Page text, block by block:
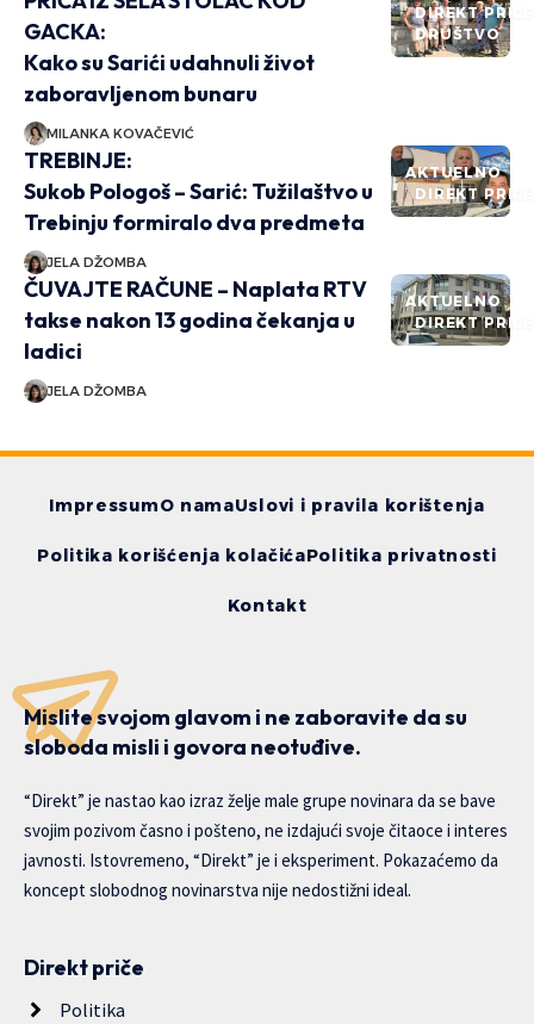
DIREKT PRIČE
DRUŠTVO
GACKA:
Kako su Sarići udahnuli život
zaboravljenom bunaru
MILANKA KOVAČEVIĆ
AKTUELNO
DIREKT PRIČE
TREBINJE:
Sukob Pologoš – Sarić: Tužilaštvo u
Trebinju formiralo dva predmeta
JELA DŽOMBA
AKTUELNO
DIREKT PRIČE
ČUVAJTE RAČUNE – Naplata RTV
takse nakon 13 godina čekanja u
ladici
JELA DŽOMBA
ImpressumO namaUslovi i pravila korištenja
Politika korišćenja kolačićaPolitika privatnosti
Kontakt
Mislite svojom glavom i ne zaboravite da su
sloboda misli i govora neotuđive.
“Direkt” je nastao kao izraz želje male grupe novinara da se bave
svojim pozivom časno i pošteno, ne izdajući svoje čitaoce i interes
javnosti. Istovremeno, “Direkt” je i eksperiment. Pokazaćemo da
koncept slobodnog novinarstva nije nedostižni ideal.
Direkt priče
Politika